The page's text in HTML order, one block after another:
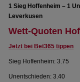
1 Sieg Hoffenheim – 1
Leverkusen
Wett-Quoten
Jetzt bei Bet365 tippen
Sieg Hoffenheim: 3.75
Unentschieden: 3.40